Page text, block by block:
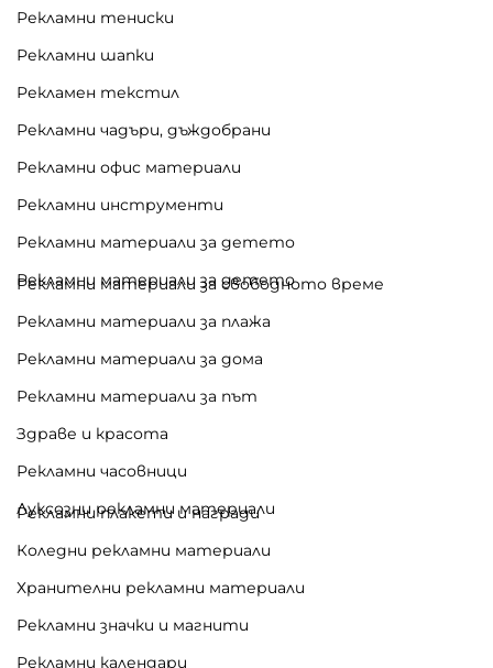
Рекламни тениски
Рекламни шапки
Рекламен текстил
Рекламни чадъри, дъждобрани
Рекламни офис материали
Рекламни инструменти
Рекламни материали за детето
Рекламни материали за детето
Рекламни материали за свободното време
Рекламни материали за плажа
Рекламни материали за дома
Рекламни материали за път
Здраве и красота
Рекламни часовници
Луксозни рекламни материали
Рекламни плакети и награди
Коледни рекламни материали
Хранителни рекламни материали
Рекламни значки и магнити
Рекламни календари